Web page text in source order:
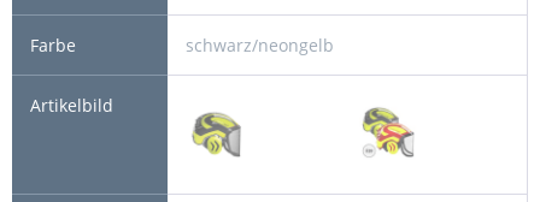
schwarz/neongelb